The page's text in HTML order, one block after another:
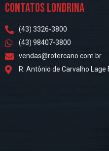
CONTATOS LONDRINA
(43) 3326-3800
(43) 98407-3800
vendas@rotercano.com.br
R. Antônio de Carvalho Lage